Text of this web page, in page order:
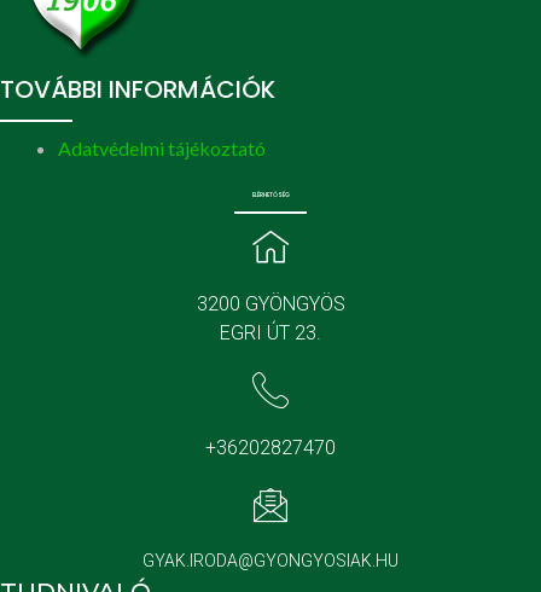
TOVÁBBI INFORMÁCIÓK
Adatvédelmi tájékoztató
ELÉRHETŐSÉG
3200 GYÖNGYÖS
EGRI ÚT 23.
+36202827470
GYAK.IRODA@GYONGYOSIAK.HU